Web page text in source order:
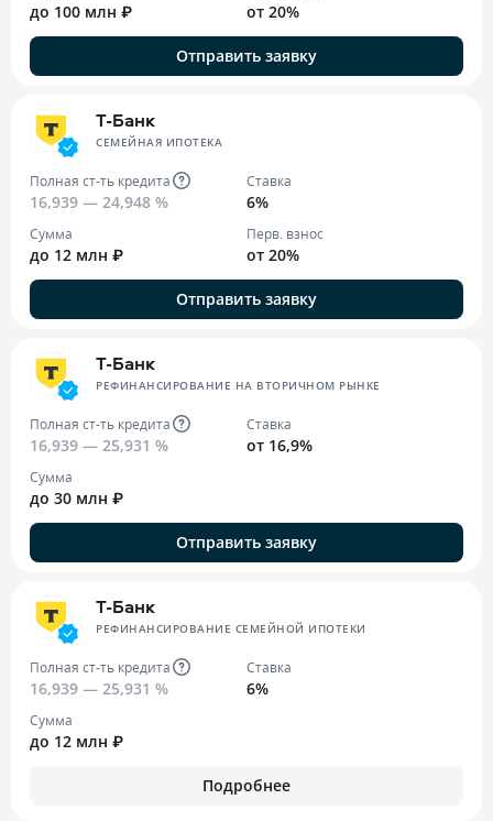
до 100 млн ₽ от 20%
Отправить заявку
Т-Банк
СЕМЕЙНАЯ ИПОТЕКА
Полная ст-ть кредита
16,939 — 24,948 %
Ставка
6%
Сумма
до 12 млн ₽
Перв. взнос
от 20%
Отправить заявку
Т-Банк
РЕФИНАНСИРОВАНИЕ НА ВТОРИЧНОМ РЫНКЕ
Полная ст-ть кредита
16,939 — 25,931 %
Ставка
от 16,9%
Сумма
до 30 млн ₽
Отправить заявку
Т-Банк
РЕФИНАНСИРОВАНИЕ СЕМЕЙНОЙ ИПОТЕКИ
Полная ст-ть кредита
16,939 — 25,931 %
Ставка
6%
Сумма
до 12 млн ₽
Подробнее